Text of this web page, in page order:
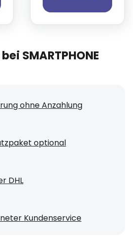
SMARTPHONE
ohne Anzahlung
optional
DHL
Kundenservice